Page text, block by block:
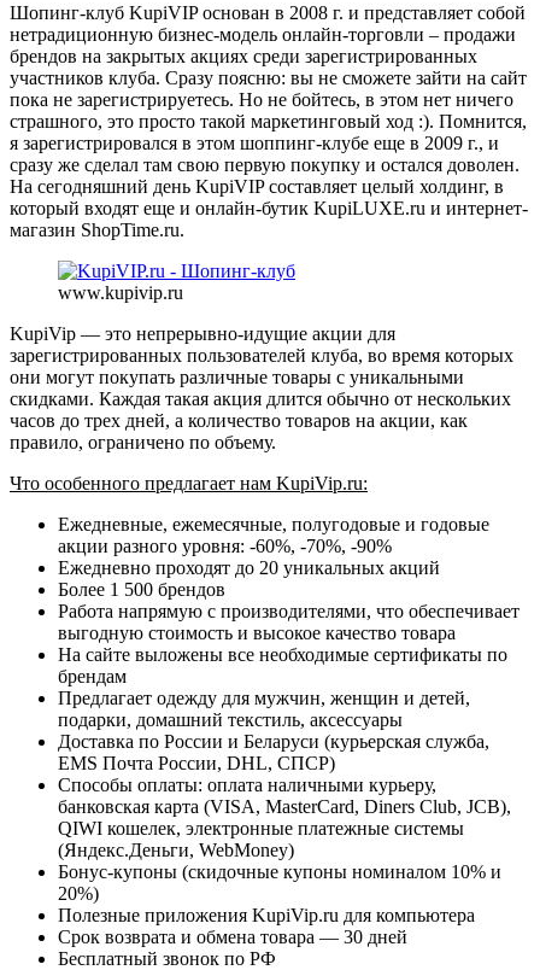
Шопинг-клуб KupiVIP основан в 2008 г. и представляет собой
нетрадиционную бизнес-модель онлайн-торговли – продажи
брендов на закрытых акциях среди зарегистрированных
участников клуба. Сразу поясню: вы не сможете зайти на сайт
пока не зарегистрируетесь. Но не бойтесь, в этом нет ничего
страшного, это просто такой маркетинговый ход :). Помнится,
я зарегистрировался в этом шоппинг-клубе еще в 2009 г., и
сразу же сделал там свою первую покупку и остался доволен.
На сегодняшний день KupiVIP составляет целый холдинг, в
который входят еще и онлайн-бутик KupiLUXE.ru и интернет-
магазин ShopTime.ru.
www.kupivip.ru
KupiVip — это непрерывно-идущие акции для
зарегистрированных пользователей клуба, во время которых
они могут покупать различные товары с уникальными
скидками. Каждая такая акция длится обычно от нескольких
часов до трех дней, а количество товаров на акции, как
правило, ограничено по объему.
Что особенного предлагает нам KupiVip.ru:
Ежедневные, ежемесячные, полугодовые и годовые
акции разного уровня: -60%, -70%, -90%
Ежедневно проходят до 20 уникальных акций
Более 1 500 брендов
Работа напрямую с производителями, что обеспечивает
выгодную стоимость и высокое качество товара
На сайте выложены все необходимые сертификаты по
брендам
Предлагает одежду для мужчин, женщин и детей,
подарки, домашний текстиль, аксессуары
Доставка по России и Беларуси (курьерская служба,
ЕМS Почта России, DHL, СПСР)
Способы оплаты: оплата наличными курьеру,
банковская карта (VISA, MasterCard, Diners Club, JCB),
QIWI кошелек, электронные платежные системы
(Яндекс.Деньги, WebMoney)
Бонус-купоны (скидочные купоны номиналом 10% и
20%)
Полезные приложения KupiVip.ru для компьютера
Срок возврата и обмена товара — 30 дней
Бесплатный звонок по РФ